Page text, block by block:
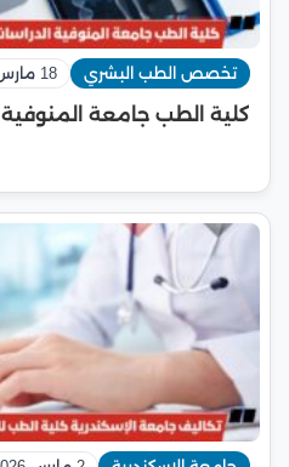
تخصص الطب البشري 18 مارس 2026
كلية الطب جامعة المنوفية